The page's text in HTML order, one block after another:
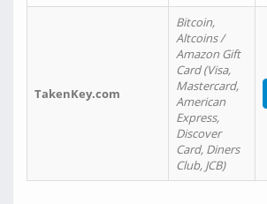
TakenKey.com
Bitcoin,
Altcoins /
Amazon Gift
Card (Visa,
Mastercard,
American
Express,
Discover
Card, Diners
Club, JCB)